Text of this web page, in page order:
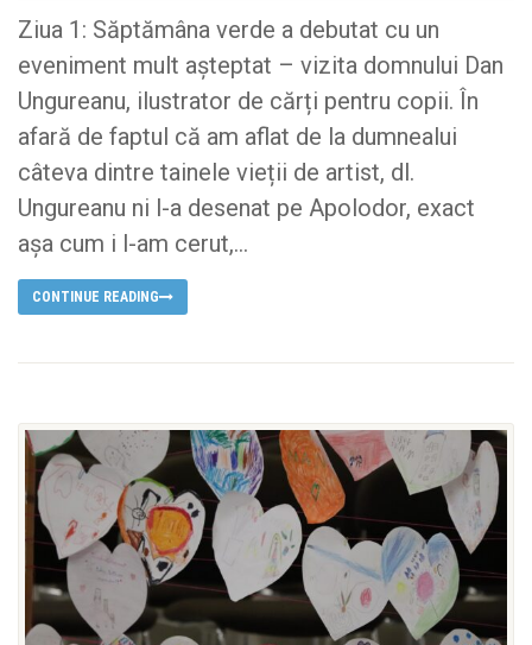
Ziua 1: Săptămâna verde a debutat cu un
eveniment mult așteptat – vizita domnului Dan
Ungureanu, ilustrator de cărți pentru copii. În
afară de faptul că am aflat de la dumnealui
câteva dintre tainele vieții de artist, dl.
Ungureanu ni l-a desenat pe Apolodor, exact
așa cum i l-am cerut,...
CONTINUE READING